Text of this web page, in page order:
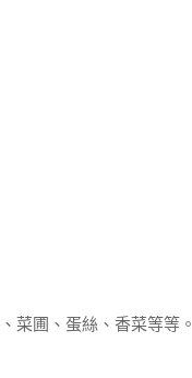
菜圃、蛋絲、香菜等等。